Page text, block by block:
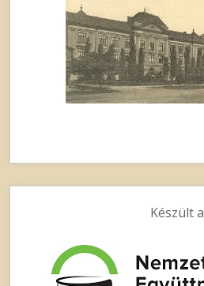
Készült a